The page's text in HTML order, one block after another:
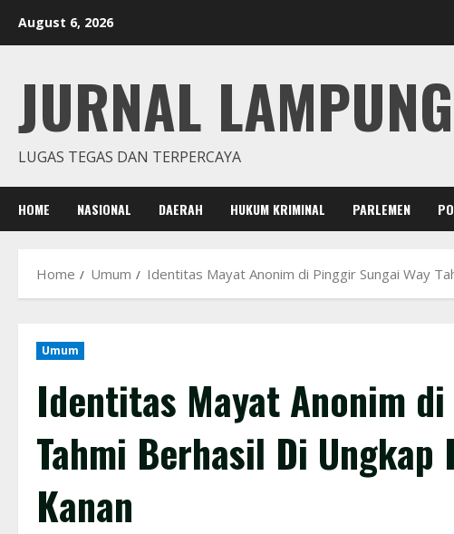
August 6, 2026
JURNAL LAMPUNG
LUGAS TEGAS DAN TERPERCAYA
HOME NASIONAL DAERAH HUKUM KRIMINAL PARLEMEN
Home Umum Identitas Mayat Anonim di Pinggir Sungai Way
Umum
Identitas Mayat Anonim
Tahmi Berhasil Di Ungkap
Kanan